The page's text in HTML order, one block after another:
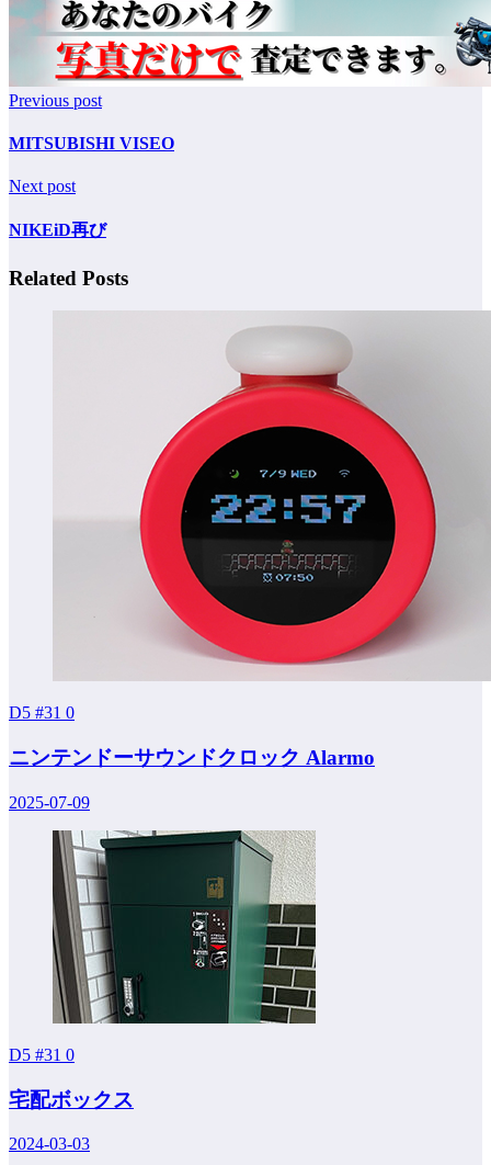
Previous post
MITSUBISHI VISEO
Next post
NIKEiD再び
Related Posts
D5 #31 0
ニンテンドーサウンドクロック Alarmo
2025-07-09
D5 #31 0
宅配ボックス
2024-03-03